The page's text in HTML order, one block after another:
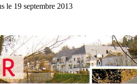
le 19 septembre 2013